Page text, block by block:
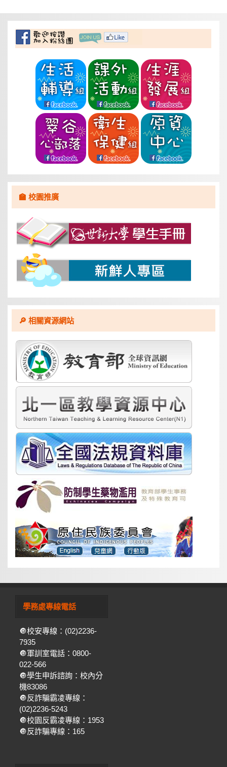
🏫 校園推廣
🔎 相關資源網站
學務處專線電話
🔘校安專線：(02)2236-
7935
🔘軍訓室電話：0800-
022-566
🔘學生申訴諮詢：校內分
機83086
🔘反詐騙霸凌專線：
(02)2236-5243
🔘校園反霸凌專線：1953
🔘反詐騙專線：165